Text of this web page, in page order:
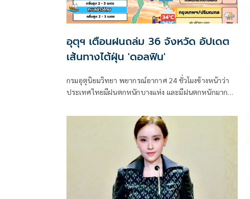
อุตุฯ เตือนฝนถล่ม 36 จังหวัด อัปเดต
เส้นทางไต้ฝุ่น 'ดอลฟิน'
กรมอุตุนิยมวิทยา พยากรณ์อากาศ 24 ชั่วโมงข้างหน้าว่า
ประเทศไทยมีฝนตกหนักบางแห่ง และมีฝนตกหนักมาก
ตะวันออก